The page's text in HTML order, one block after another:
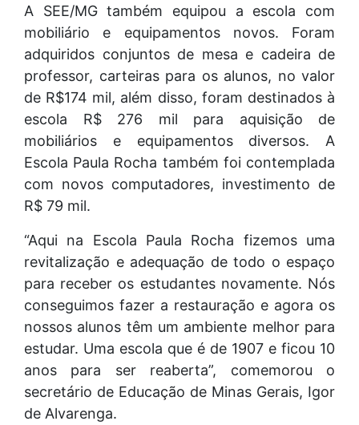
A SEE/MG também equipou a escola com
mobiliário e equipamentos novos. Foram
adquiridos conjuntos de mesa e cadeira de
professor, carteiras para os alunos, no valor
de R$174 mil, além disso, foram destinados à
escola R$ 276 mil para aquisição de
mobiliários e equipamentos diversos. A
Escola Paula Rocha também foi contemplada
com novos computadores, investimento de
R$ 79 mil.
“Aqui na Escola Paula Rocha fizemos uma
revitalização e adequação de todo o espaço
para receber os estudantes novamente. Nós
conseguimos fazer a restauração e agora os
nossos alunos têm um ambiente melhor para
estudar. Uma escola que é de 1907 e ficou 10
anos para ser reaberta”, comemorou o
secretário de Educação de Minas Gerais, Igor
de Alvarenga.